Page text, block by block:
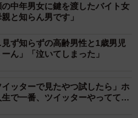
中年男女に鍵を渡したバイト女
と知らん男です」
ず知らずの高齢男性と1歳男児
ん」「泣いてしまった」
ッターで見たやつ試したら」ホ
で一番、ツイッターやっててよ